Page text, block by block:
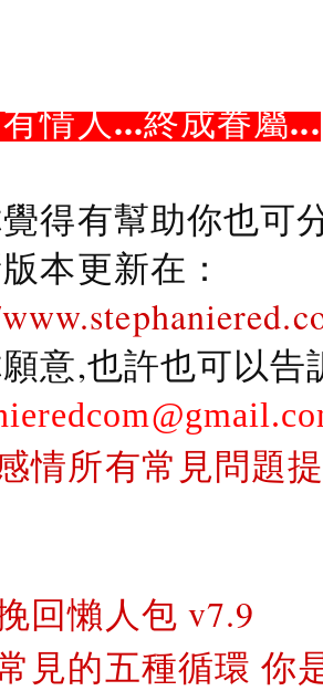
情人...終成眷屬...
得有幫助你也可
本更新在：
意,也許也可以
情所有常見問題
回懶人包 v7.9
見的五種循環 你